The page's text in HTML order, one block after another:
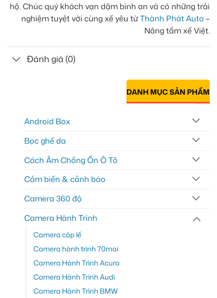
hộ. Chúc quý khách vạn dặm bình an và có những trải
nghiệm tuyệt vời cùng xế yêu từThành Phát Auto –
Nâng tầm xế Việt.
Đánh giá (0)
DANH MỤC SẢN PHẨM
Android Box
Bọc ghế da
Cách Âm Chống Ồn Ô Tô
Cảm biến & cảnh báo
Camera 360 độ
Camera Hành Trình
Camera cập lề
Camera hành trình 70mai
Camera Hành Trình Acura
Camera Hành Trình Audi
Camera Hành Trình BMW